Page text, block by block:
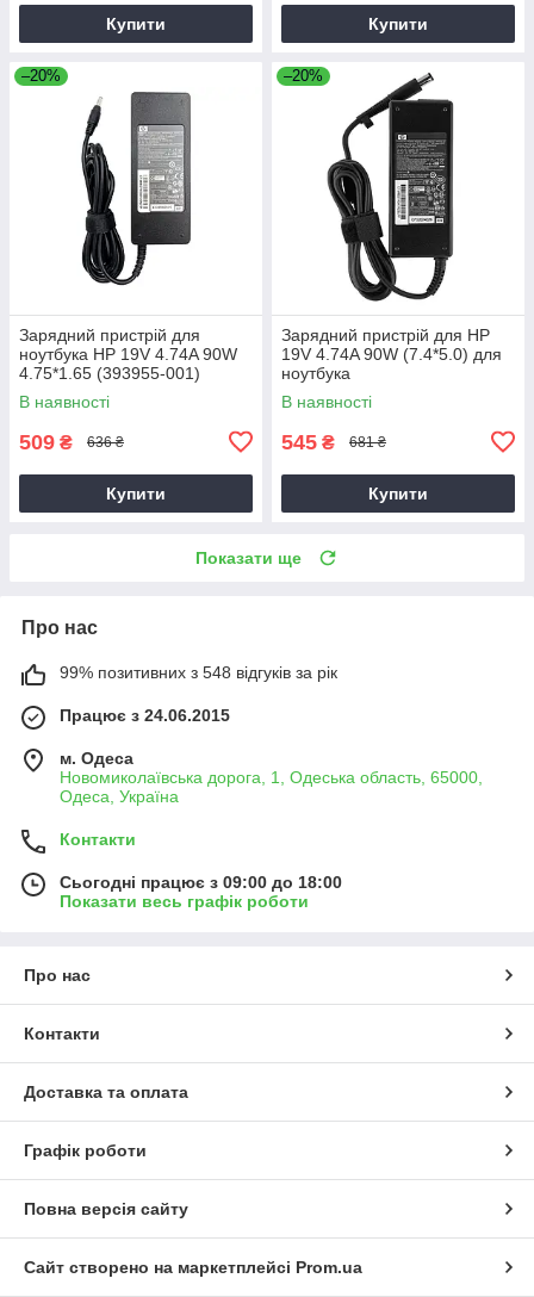
Купити Купити
–20%
Зарядний пристрій для
ноутбука HP 19V 4.74A 90W
4.75*1.65 (393955-001)
В наявності
509 ₴ 636 ₴
Купити
–20%
Зарядний пристрій для HP
19V 4.74A 90W (7.4*5.0) для
ноутбука
В наявності
545 ₴ 681 ₴
Купити
Показати ще
Про нас
99% позитивних з 548 відгуків за рік
Працює з 24.06.2015
м. Одеса
Новомиколаївська дорога, 1, Одеська область, 65000,
Одеса, Україна
Контакти
Сьогодні працює з 09:00 до 18:00
Показати весь графік роботи
Про нас
Контакти
Доставка та оплата
Графік роботи
Повна версія сайту
Сайт створено на маркетплейсі Prom.ua